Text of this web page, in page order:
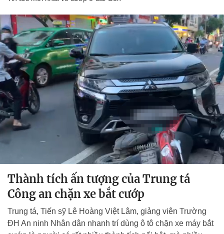
Thành tích ấn tượng của Trung tá
Công an chặn xe bắt cướp
Trung tá, Tiến sỹ Lê Hoàng Việt Lâm, giảng viên Trường
ĐH An ninh Nhân dân nhanh trí dùng ô tô chặn xe máy bắt